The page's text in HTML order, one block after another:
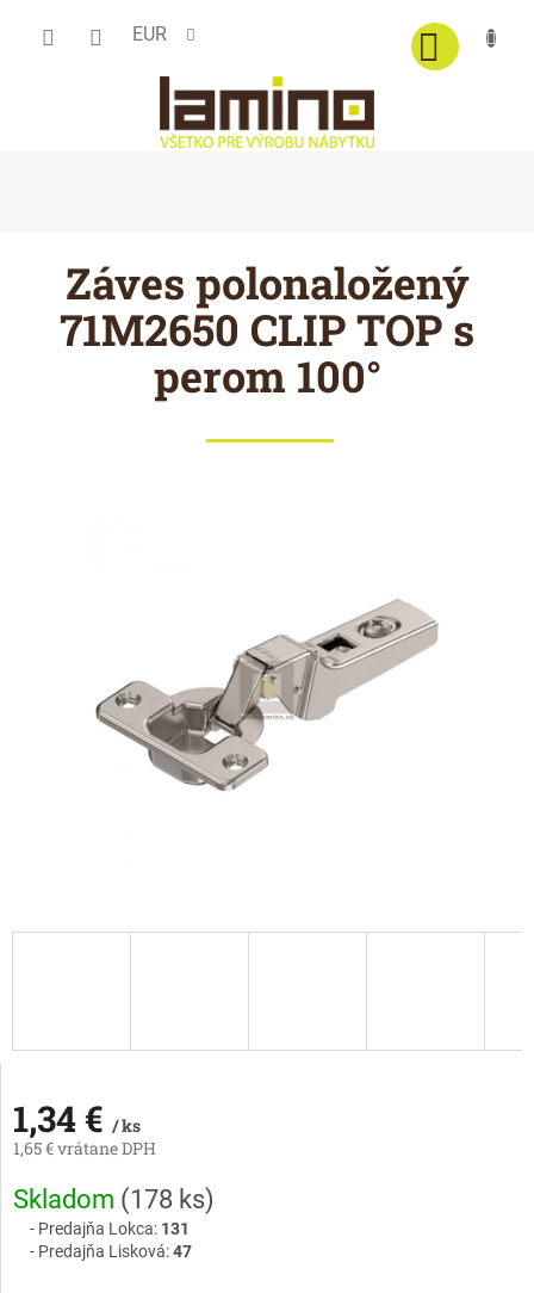
EUR
Záves polonaložený
71M2650 CLIP TOP s
perom 100°
1,34 € / ks
1,65 € vrátane DPH
Jednotková
cena:
Skladom (178 ks)
Predajňa Lokca: 131
Predajňa Lisková:47